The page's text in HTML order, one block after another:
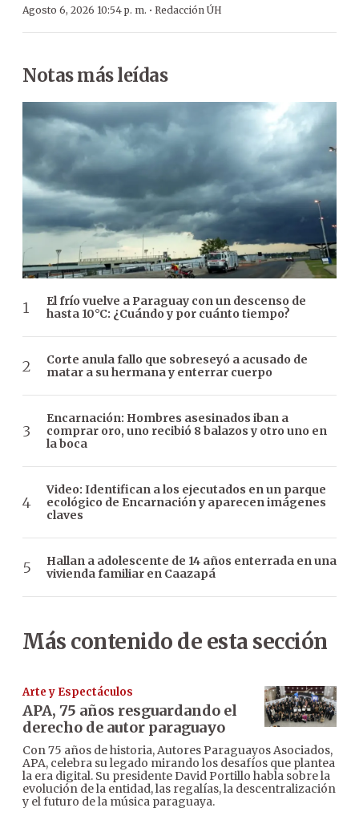
Agosto 6, 2026 10:54 p. m. · Redacción ÚH
Notas más leídas
El frío vuelve a Paraguay con un descenso de
hasta 10°C: ¿Cuándo y por cuánto tiempo?
Corte anula fallo que sobreseyó a acusado de
matar a su hermana y enterrar cuerpo
Encarnación: Hombres asesinados iban a
comprar oro, uno recibió 8 balazos y otro uno en
la boca
Video: Identifican a los ejecutados en un parque
ecológico de Encarnación y aparecen imágenes
claves
Hallan a adolescente de 14 años enterrada en una
vivienda familiar en Caazapá
Más contenido de esta sección
Arte y Espectáculos
APA, 75 años resguardando el
derecho de autor paraguayo
Con 75 años de historia, Autores Paraguayos Asociados,
APA, celebra su legado mirando los desafíos que plantea
la era digital. Su presidente David Portillo habla sobre la
evolución de la entidad, las regalías, la descentralización
y el futuro de la música paraguaya.